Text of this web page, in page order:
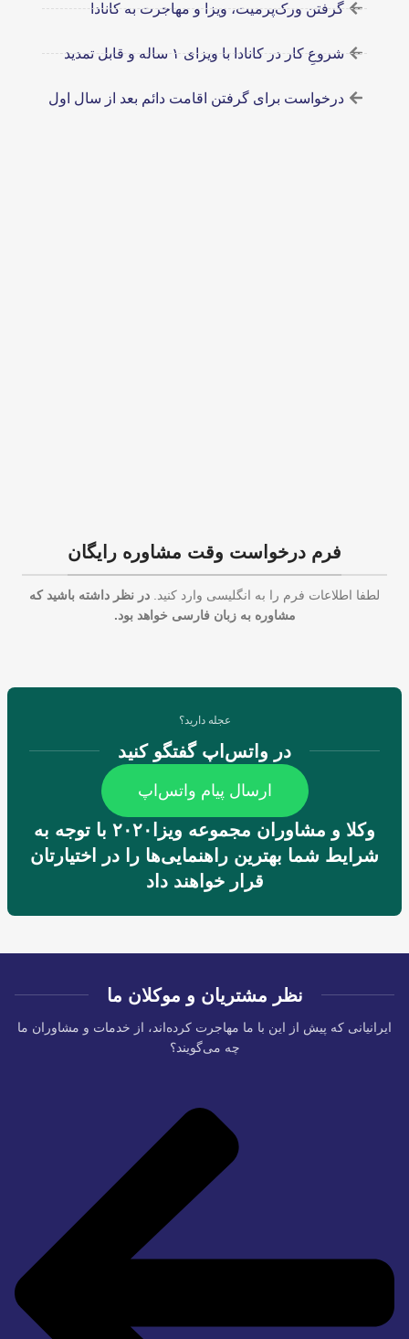
گرفتن ورک‌پرمیت، ویزا و مهاجرت به کانادا
شروعِ کار در کانادا با ویزای ۱ ساله و قابل‌ تمدید
درخواست برای گرفتن اقامت دائم بعد از سال اول
فرم درخواست وقت مشاوره رایگان
لطفا اطلاعات فرم را به انگلیسی وارد کنید. در نظر داشته باشید که
مشاوره به زبان فارسی خواهد بود.
عجله دارید؟
در واتس‌اپ گفتگو کنید
ارسال پیام واتس‌اپ
وکلا و مشاوران مجموعه ویزا۲۰۲۰ با توجه به
شرایط شما بهترین راهنمایی‌ها را در اختیارتان
قرار خواهند داد
نظر مشتریان و موکلان ما
ایرانیانی که پیش از این با ما مهاجرت کرده‌اند، از خدمات و مشاوران ما
چه می‌گویند؟